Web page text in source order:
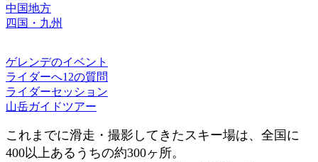
中国地方
四国・九州
ゲレンデのイベント
ライダーへ12の質問
ライダーセッション
山岳ガイドツアー
これまでに滑走・撮影してきたスキー場は、全国に
400以上あるうちの約300ヶ所。